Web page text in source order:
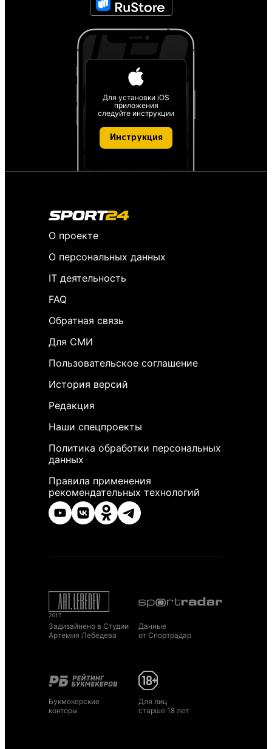
Для установки iOS
приложения
следуйте инструкции
Инструкция
О проекте
О персональных данных
IT деятельность
FAQ
Обратная связь
Для СМИ
Пользовательское соглашение
История версий
Редакция
Наши спецпроекты
Политика обработки персональных
данных
Правила применения
рекомендательных технологий
Задизайнено в Студии
Артемия Лебедева
Данные
от Спортрадар
Букмекерские
конторы
Для лиц
старше 18 лет